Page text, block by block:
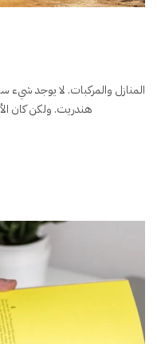
المنازل والمركبات. لا يوجد
هندريت. ولكن كان